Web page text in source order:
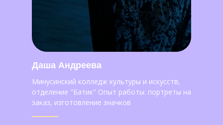
Минусинский колледж культуры и искусств,
отделение "Батик" Опыт работы: портреты на
заказ, изготовление значков
Даша Андреева